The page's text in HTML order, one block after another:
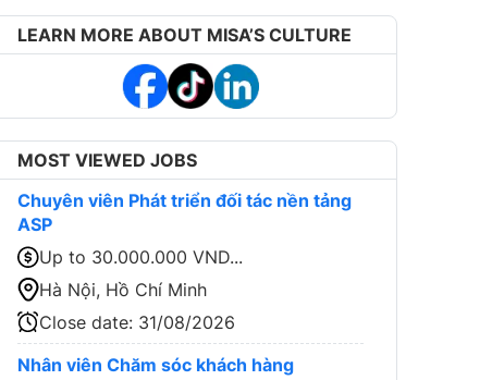
LEARN MORE ABOUT MISA’S CULTURE
MOST VIEWED JOBS
Chuyên viên Phát triển đối tác nền tảng
ASP
Up to 30.000.000 VND...
Hà Nội, Hồ Chí Minh
Close date: 31/08/2026
Nhân viên Chăm sóc khách hàng